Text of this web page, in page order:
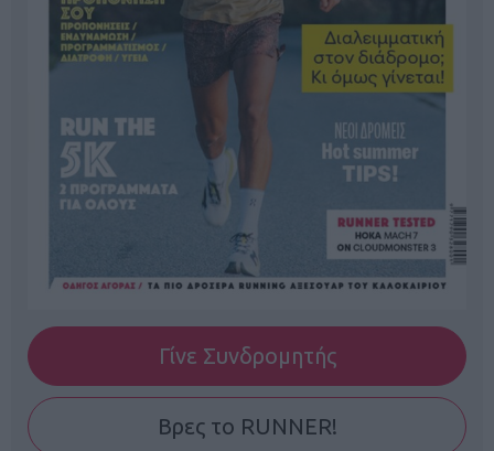
Γίνε Συνδρομητής
Βρες το RUNNER!